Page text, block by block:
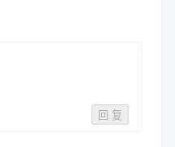
回 复